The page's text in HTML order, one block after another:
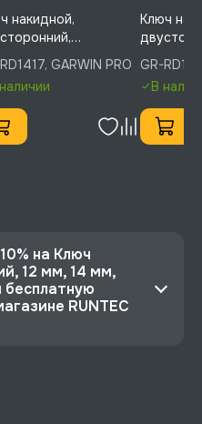
накидной,
75°, 14 мм, 17
PRO, GR-
GARWIN PRO
Ключ
мм,
RD1317
GR-
В
на Ключ
12 мм, 14 мм,
бесплатную
RUNTEC